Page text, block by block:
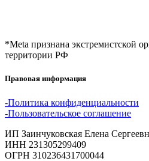
*Meta признана экстремистской
территории РФ
Правовая информация
-Политика конфиденциальности
-Пользовательское соглашение
ИП Заинчуковская Елена
ИНН 231305299409
ОГРН 310236431700044